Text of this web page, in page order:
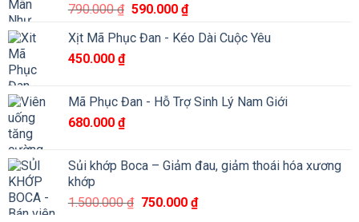
790.000₫ Giá
là:
590.000 ₫Giá
tại
Xịt Mã Phục Đan - Kéo Dài Cuộc Yêu
450.000 ₫
Mã Phục Đan - Hỗ Trợ Sinh Lý Nam Giới
680.000 ₫
Sủi khớp Boca – Giảm đau, giảm thoái hóa xương
khớp
1.500.000₫ Giá
750.000 ₫Giá